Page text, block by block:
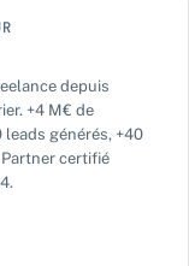
place
depuis
+4 M€ de
générés, +40
certifié